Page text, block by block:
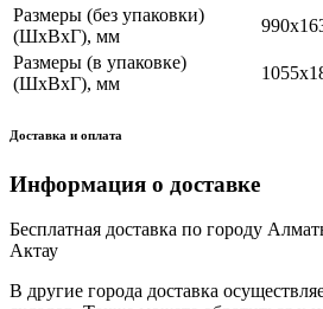
Размеры (без упаковки)
(ШхВхГ), мм
Размеры (в упаковке)
(ШхВхГ), мм
Доставка и оплата
Информация о доставке
Бесплатная доставка по городу
Актау
В другие города доставка